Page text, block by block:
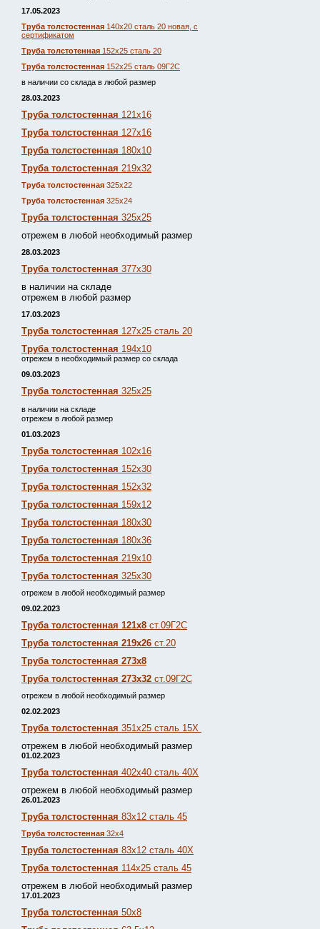
17.05.2023
Труба толстостенная 140х20 сталь 20 новая, с
сертификатом
Труба толстотенная 152х25 сталь 20
Труба толстостенная 152х25 сталь 09Г2С
в наличии со склада в любой размер
28.03.2023
Труба толстостенная 121х16
Труба толстостенная 127х16
Труба толстостенная 180х10
Труба толстостенная 219х32
Труба толстостенная 325х22
Труба толстостенная 325х24
Труба толстостенная 325х25
отрежем в любой необходимый размер
28.03.2023
Труба толстостенная 377х30
в наличии на складе
отрежем в любой размер
17.03.2023
Труба толстостенная 127х25 сталь 20
Труба толстостенная 194х10
отрежем в необходимый размер со склада
09.03.2023
Труба толстостенная 325х25
в наличии на складе
отрежем в любой размер
01.03.2023
Труба толстостенная 102х16
Труба толстостенная 152х30
Труба толстостенная 152х32
Труба толстостенная 159х12
Труба толстостенная 180х30
Труба толстостенная 180х36
Труба толстостенная 219х10
Труба толстостенная 325х30
отрежем в любой необходимый размер
09.02.2023
Труба толстостенная 121х8 ст.09Г2С
Труба толстостенная 219х26 ст.20
Труба толстостенная 273х8
Труба толстостенная 273х32 ст.09Г2С
отрежем в любой необходимый размер
02.02.2023
Труба толстостенная 351х25 сталь 15Х
отрежем в любой необходимый размер
01.02.2023
Труба толстостенная 402х40 сталь 40Х
отрежем в любой необходимый размер
26.01.2023
Труба толстостенная 83х12 сталь 45
Труба толстостенная 32х4
Труба толстостенная 83х12 сталь 40Х
Труба толстостенная 114х25 сталь 45
отрежем в любой необходимый размер
17.01.2023
Труба толстостенная 50х8